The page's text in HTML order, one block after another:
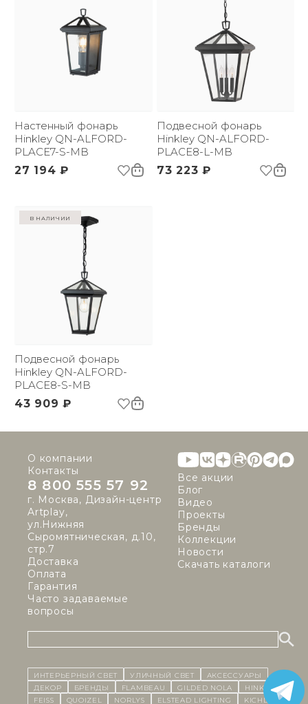
Настенный фонарь
Hinkley QN-ALFORD-
PLACE7-S-MB
27 194 ₽
Подвесной фонарь
Hinkley QN-ALFORD-
PLACE8-L-MB
73 223 ₽
в наличии
Подвесной фонарь
Hinkley QN-ALFORD-
PLACE8-S-MB
43 909 ₽
О компании
Контакты
8 800 555 57 92
г. Москва, Дизайн-центр
Artplay,
ул.Нижняя
Сыромятническая, д.10,
стр.7
Доставка
Оплата
Гарантия
Часто задаваемые
вопросы
Все акции
Блог
Видео
Проекты
Бренды
Коллекции
Новости
Скачать каталоги
ИНТЕРЬЕРНЫЙ СВЕТ уличный СВЕТ
Аксессуары
декор
бренды Flambeau Gilded Nola
Hinkley
Feiss
Quoizel Norlys Elstead Lighting Kichler